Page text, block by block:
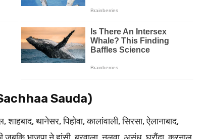
Sachhaa Sauda)
थानेसर, पिहोवा, कालांवाली, सिरसा, ऐलानाबाद,